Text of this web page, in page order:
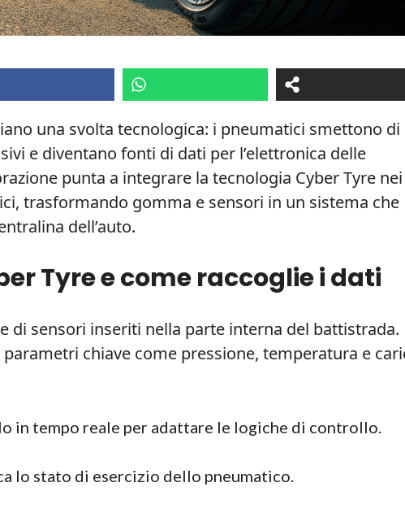
una svolta tecnologica: i pneumatici smettono di
e diventano fonti di dati per l’elettronica delle
punta a integrare la tecnologia Cyber Tyre nei
trasformando gomma e sensori in un sistema che
dell’auto.
Tyre e come raccoglie i dati
di sensori inseriti nella parte interna del battistrada.
chiave come pressione, temperatura e
in tempo reale per adattare le logiche di controllo.
lo stato di esercizio dello pneumatico.